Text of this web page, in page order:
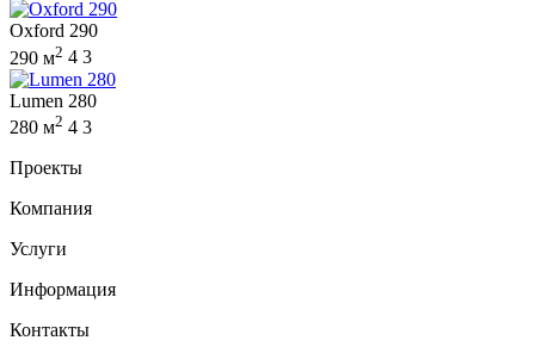
Oxford 290
290 м2 4 3
Lumen 280
280 м2 4 3
Проекты
Компания
Услуги
Информация
Контакты